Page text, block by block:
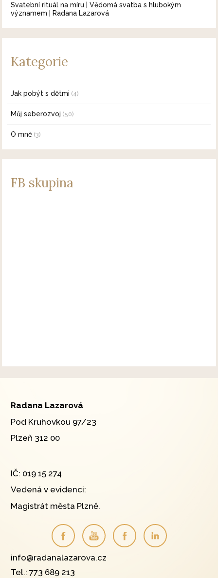
Svatební rituál na míru | Vědomá svatba s hlubokým
významem | Radana Lazarová
Kategorie
Jak pobýt s dětmi (4)
Můj seberozvoj (50)
O mně (3)
FB skupina
Radana Lazarová
Pod Kruhovkou 97/23
Plzeň 312 00
IČ: 019 15 274
Vedená v evidenci:
Magistrát města Plzně.
info@radanalazarova.cz
Tel.: 773 689 213